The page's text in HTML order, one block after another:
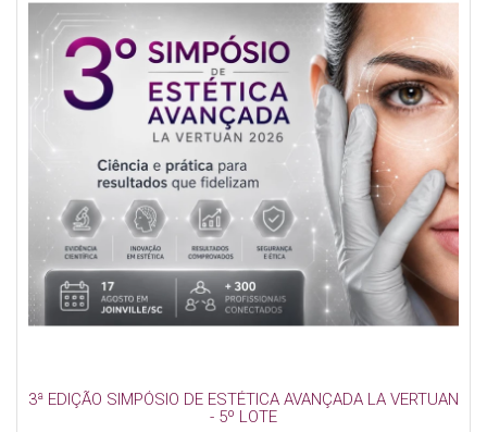
3ª EDIÇÃO SIMPÓSIO DE ESTÉTICA AVANÇADA LA VERTUAN
- 5º LOTE